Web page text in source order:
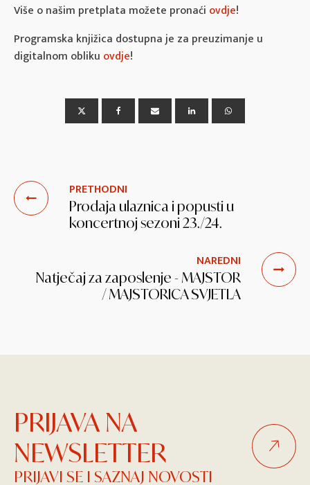
Više o našim pretplata možete pronaći ovdje!
Programska knjižica dostupna je za preuzimanje u
digitalnom obliku ovdje!
PRETHODNI
Prodaja ulaznica i popusti u
koncertnoj sezoni 23./24.
NAREDNI
Natječaj za zaposlenje - MAJSTOR
/ MAJSTORICA SVJETLA
PRIJAVA NA
NEWSLETTER
PRIJAVI SE I SAZNAJ NOVOSTI